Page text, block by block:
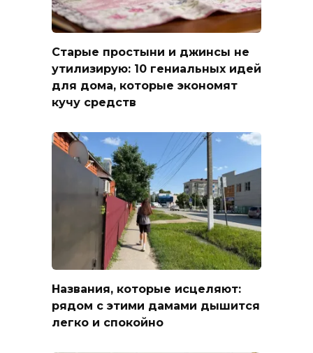
Старые простыни и джинсы не
утилизирую: 10 гениальных идей
для дома, которые экономят
кучу средств
Названия, которые исцеляют:
рядом с этими дамами дышится
легко и спокойно